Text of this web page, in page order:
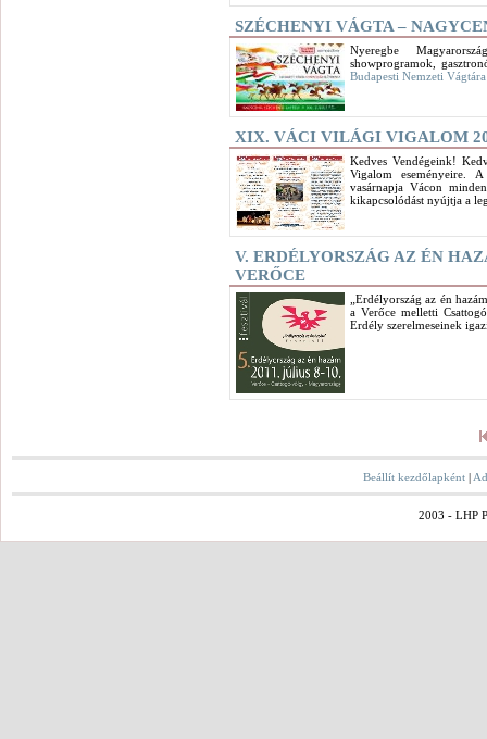
SZÉCHENYI VÁGTA –
Nyeregbe
showprogramok,
Budapesti Nemzeti Vágtára
XIX. VÁCI VILÁGI VIGALOM
Kedves Vendégeink!
Vigalom eseményeire.
vasárnapja Vácon
kikapcsolódást nyújtja a
V. ERDÉLYORSZÁG AZ ÉN
VERŐCE
„Erdélyország az én
a Verőce melletti
Erdély szerelmeseinek
Beállít kezdőlapként |
2003 - LHP